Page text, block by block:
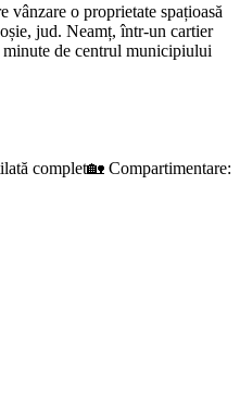
o proprietate spațioasă
jud. Neamț, într-un cartier
de centrul municipiului
complet🏡 Compartimentare: